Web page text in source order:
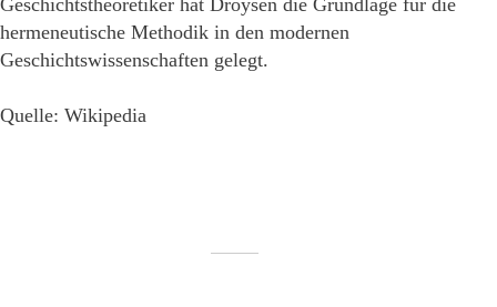
Geschichtstheoretiker hat Droysen die Grundlage für die
hermeneutische Methodik in den modernen
Geschichtswissenschaften gelegt.
Quelle: Wikipedia